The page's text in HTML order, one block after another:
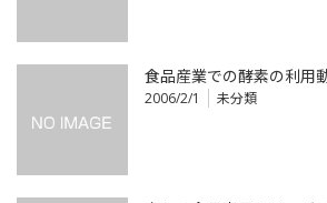
食品産業での酵素の利用
2006/2/1 未分類